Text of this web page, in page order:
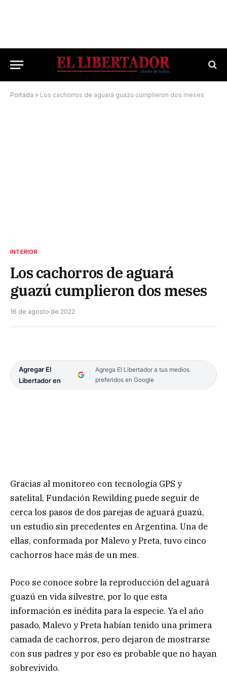
Portada » Los cachorros de aguará guazú cumplieron dos meses
INTERIOR
Los cachorros de aguará
guazú cumplieron dos meses
16 de agosto de 2022
Agregar El
Libertador en
Agrega El Libertador a tus medios
preferidos en Google
Gracias al monitoreo con tecnología GPS y
satelital, Fundación Rewilding puede seguir de
cerca los pasos de dos parejas de aguará guazú,
un estudio sin precedentes en Argentina. Una de
ellas, conformada por Malevo y Preta, tuvo cinco
cachorros hace más de un mes.
Poco se conoce sobre la reproducción del aguará
guazú en vida silvestre, por lo que esta
información es inédita para la especie. Ya el año
pasado, Malevo y Preta habían tenido una primera
camada de cachorros, pero dejaron de mostrarse
con sus padres y por eso es probable que no hayan
sobrevivido.